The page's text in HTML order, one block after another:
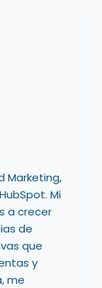
Marketing,
Mi
a crecer
de
que
y
me